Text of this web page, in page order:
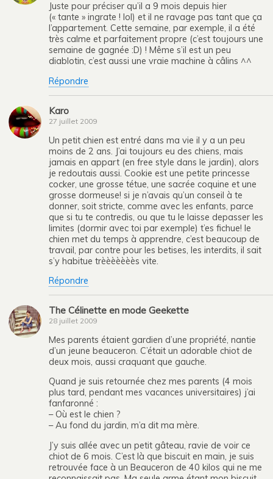
Juste pour préciser qu’il a 9 mois depuis hier
(« tante » ingrate ! lol) et il ne ravage pas tant que ça
l’appartement. Cette semaine, par exemple, il a été
très calme et parfaitement propre (c’est toujours une
semaine de gagnée :D) ! Même s’il est un peu
diablotin, c’est aussi une vraie machine à câlins ^^
Répondre
Karo
27 juillet 2009
Un petit chien est entré dans ma vie il y a un peu
moins de 2 ans. J’ai toujours eu des chiens, mais
jamais en appart (en free style dans le jardin), alors
je redoutais aussi. Cookie est une petite princesse
cocker, une grosse tétue, une sacrée coquine et une
grosse dormeuse! si je n’avais qu’un conseil à te
donner, soit stricte, comme avec les enfants, parce
que si tu te contredis, ou que tu le laisse depasser les
limites (dormir avec toi par exemple) t’es fichue! le
chien met du temps à apprendre, c’est beaucoup de
travail, par contre pour les betises, les interdits, il sait
s’y habitue trèèèèèèès vite.
Répondre
The Célinette en mode Geekette
28 juillet 2009
Mes parents étaient gardien d’une propriété, nantie
d’un jeune beauceron. C’était un adorable chiot de
deux mois, aussi craquant que gauche.
Quand je suis retournée chez mes parents (4 mois
plus tard, pendant mes vacances universitaires) j’ai
fanfaronné :
– Où est le chien ?
– Au fond du jardin, m’a dit ma mère.
J’y suis allée avec un petit gâteau, ravie de voir ce
chiot de 6 mois. C’est là que biscuit en main, je suis
retrouvée face à un Beauceron de 40 kilos qui ne me